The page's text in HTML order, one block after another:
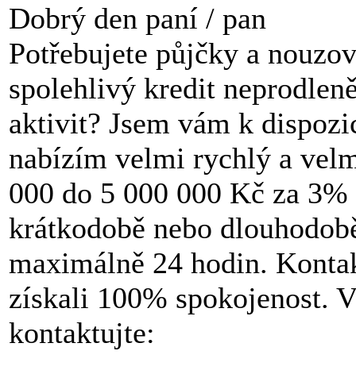
Dobrý den paní / pan
Potřebujete půjčky a
spolehlivý kredit
aktivit? Jsem vám k
nabízím velmi rychlý a
000 do 5 000 000 Kč za
krátkodobě nebo
maximálně 24 hodin.
získali 100% spokojenost.
kontaktujte: